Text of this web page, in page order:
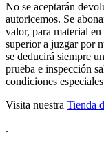
No se aceptarán
autoricemos. Se
valor, para material
superior a juzgar por
se deducirá siempre
prueba e inspección
condiciones
Visita nuestra Tienda
.